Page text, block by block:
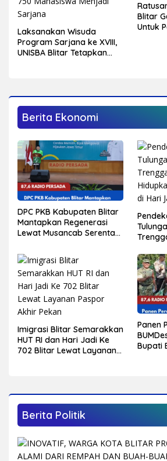
Laksanakan Wisuda
Program Sarjana ke XVIII,
UNISBA Blitar Tetapkan
Blitar
Untuk
Berita Ekonomi
DPC PKB Kabupaten Blitar
Mantapkan Regenerasi
Lewat Musancab Serentak,
Kursi DPRD
di Hari
Imigrasi Blitar Semarakkan
HUT RI dan Hari Jadi Ke
702 Blitar Lewat Layanan
Panen
Bupati
Berita Politik